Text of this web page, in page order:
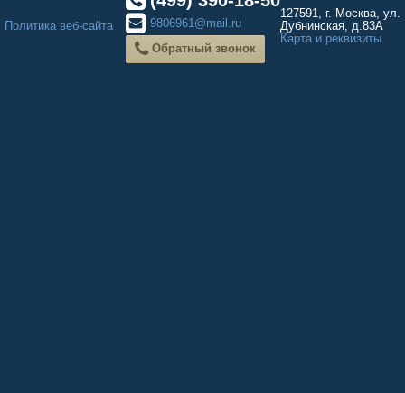
Политика веб-сайта
9806961@mail.ru
Обратный звонок
127591, г. Москва, ул.
Дубнинская, д.83А
Карта и реквизиты